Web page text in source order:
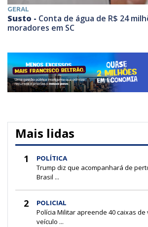
GERAL
Susto - Conta de água de R$ 24
moradores em SC
Mais lidas
1 POLÍTICA
Trump diz que acompanhará de
Brasil ...
2 POLICIAL
Polícia Militar apreende 40 caixas
veículo ...